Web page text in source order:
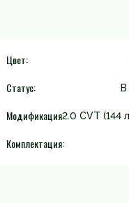
Цвет:
Статус:
Модификация2.0 CVT (144
Комплектация: